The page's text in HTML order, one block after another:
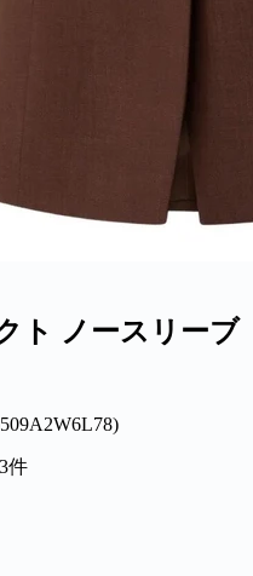
ト ノースリーブ
件